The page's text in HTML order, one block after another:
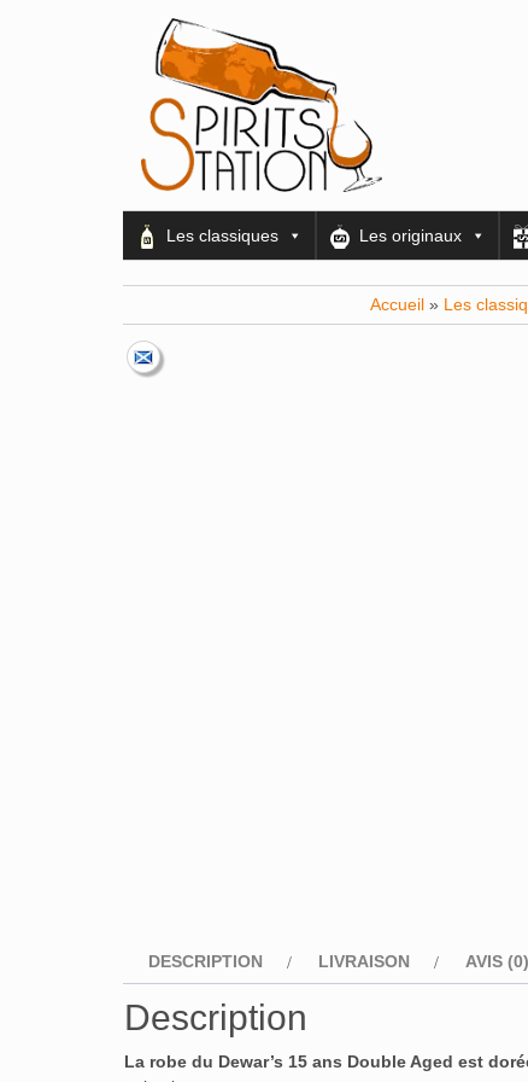
Les classiques Les originaux
Accueil » Les
DESCRIPTION LIVRAISON AVIS (0)
Description
La robe du Dewar’s 15 ans Double Aged est